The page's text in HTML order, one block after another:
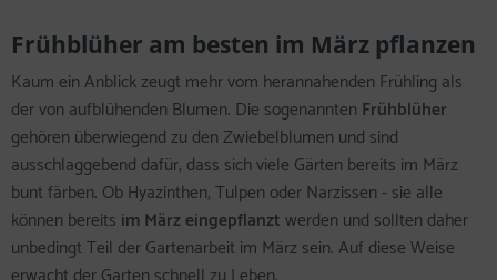
Frühblüher am besten im März pflanzen
Kaum ein Anblick zeugt mehr vom herannahenden Frühling als
der von aufblühenden Blumen. Die sogenannten Frühblüher
gehören überwiegend zu den Zwiebelblumen und sind
ausschlaggebend dafür, dass sich viele Gärten bereits im März
bunt färben. Ob Hyazinthen, Tulpen oder Narzissen - sie alle
können bereits im März eingepflanztwerden und sollten daher
unbedingt Teil der Gartenarbeit im März sein. Auf diese Weise